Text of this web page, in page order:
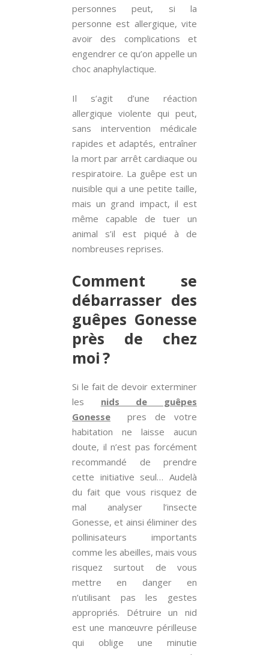
personnes peut, si la
personne est allergique, vite
avoir des complications et
engendrer ce qu’on appelle un
choc anaphylactique.
Il s’agit d’une réaction
allergique violente qui peut,
sans intervention médicale
rapides et adaptés, entraîner
la mort par arrêt cardiaque ou
respiratoire. La guêpe est un
nuisible qui a une petite taille,
mais un grand impact, il est
même capable de tuer un
animal s’il est piqué à de
nombreuses reprises.
Comment se
débarrasser des
guêpes Gonesse
près de chez
moi ?
Si le fait de devoir exterminer
les nids de guêpes
Gonesse pres de votre
habitation ne laisse aucun
doute, il n’est pas forcément
recommandé de prendre
cette initiative seul… Audelà
du fait que vous risquez de
mal analyser l’insecte
Gonesse, et ainsi éliminer des
pollinisateurs importants
comme les abeilles, mais vous
risquez surtout de vous
mettre en danger en
n’utilisant pas les gestes
appropriés. Détruire un nid
est une manœuvre périlleuse
qui oblige une minutie